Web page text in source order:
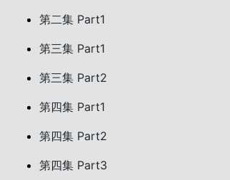
第二集 Part1
第三集 Part1
第三集 Part2
第四集 Part1
第四集 Part2
第四集 Part3